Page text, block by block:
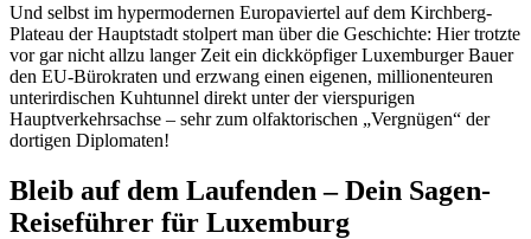
Und selbst im hypermodernen Europaviertel auf dem Kirchberg-
Plateau der Hauptstadt stolpert man über die Geschichte: Hier trotzte
vor gar nicht allzu langer Zeit ein dickköpfiger Luxemburger Bauer
den EU-Bürokraten und erzwang einen eigenen, millionenteuren
unterirdischen Kuhtunnel direkt unter der vierspurigen
Hauptverkehrsachse – sehr zum olfaktorischen „Vergnügen“ der
dortigen Diplomaten!
Bleib auf dem Laufenden – Dein Sagen-
Reiseführer für Luxemburg